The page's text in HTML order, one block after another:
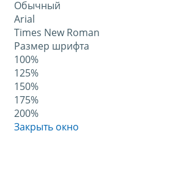
Обычный
Arial
Times New Roman
Размер шрифта
100%
125%
150%
175%
200%
Закрыть окно